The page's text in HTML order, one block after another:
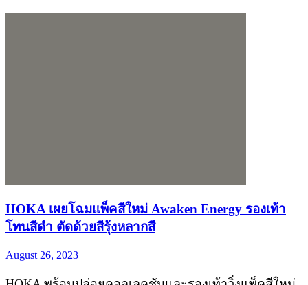
HOKA เผยโฉมแพ็คสีใหม่ Awaken Energy รองเท้า
โทนสีดำ ตัดด้วยสีรุ้งหลากสี
August 26, 2023